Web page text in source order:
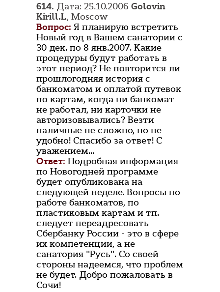
614. Дата: 25.10.2006 Golovin
Kirill.L, Moscow
Вопрос: Я планирую встретить
Новый год в Вашем санатории с
30 дек. по 8 янв.2007. Какие
процедуры будут работать в
этот период? Не повторится ли
прошлогодняя история с
банкоматом и оплатой путевок
по картам, когда ни банкомат
не работал, ни карточки не
авторизовывались? Везти
наличные не сложно, но не
удобно! Спасибо за ответ! С
уважением...
Ответ: Подробная информация
по Новогодней программе
будет опубликована на
следующей неделе. Вопросы по
работе банкоматов, по
пластиковым картам и тп.
следует переадресовать
Сбербанку России - это в сфере
их компетенции, а не
санатория "Русь". Со своей
стороны надеемся, что проблем
не будет. Добро пожаловать в
Сочи!